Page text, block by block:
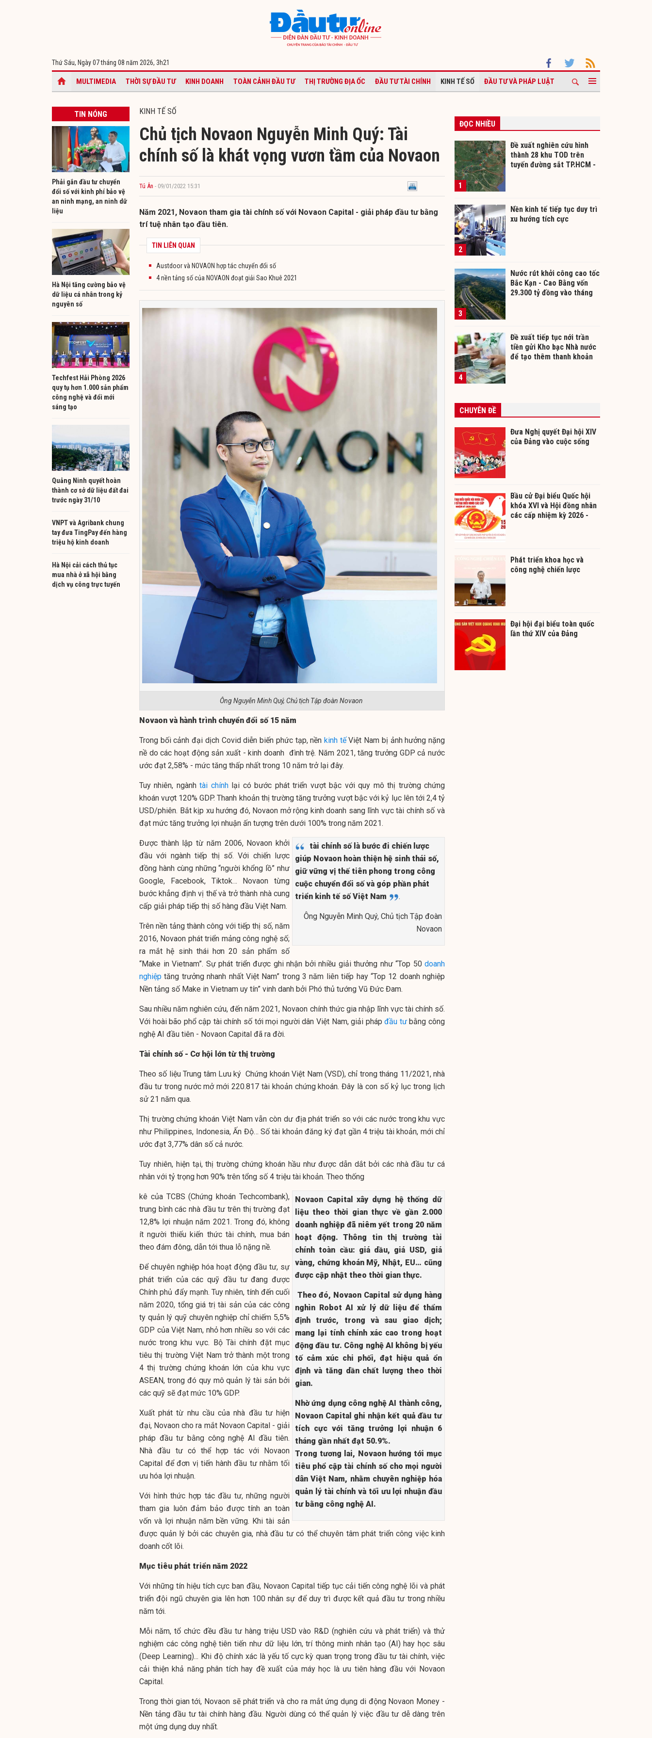
Thứ Sáu, Ngày 07 tháng 08 năm 2026, 3h21
MULTIMEDIA THỜI SỰ ĐẦU TƯ KINH DOANH TOÀN CẢNH ĐẦU TƯ THỊ TRƯỜNG ĐỊA ỐC ĐẦU TƯ TÀI CHÍNH KINH TẾ SỐ ĐẦU TƯ VÀ PHÁP LUẬT
TIN NÓNG
Phải gắn đầu tư chuyển
đổi số với kinh phí bảo vệ
an ninh mạng, an ninh dữ
liệu
Hà Nội tăng cường bảo vệ
dữ liệu cá nhân trong kỷ
nguyên số
Techfest Hải Phòng 2026
quy tụ hơn 1.000 sản phẩm
công nghệ và đổi mới
sáng tạo
Quảng Ninh quyết hoàn
thành cơ sở dữ liệu đất đai
trước ngày 31/10
VNPT và Agribank chung
tay đưa TingPay đến hàng
triệu hộ kinh doanh
Hà Nội cải cách thủ tục
mua nhà ở xã hội bằng
dịch vụ công trực tuyến
KINH TẾ SỐ
Chủ tịch Novaon Nguyễn Minh Quý: Tài
chính số là khát vọng vươn tầm của Novaon
Tú Ân - 09/01/2022 15:31
Năm 2021, Novaon tham gia tài chính số với Novaon Capital - giải pháp đầu tư bằng
trí tuệ nhân tạo đầu tiên.
TIN LIÊN QUAN
Austdoor và NOVAON hợp tác chuyển đổi số
4 nền tảng số của NOVAON đoạt giải Sao Khuê 2021
Ông Nguyễn Minh Quý, Chủ tịch Tập đoàn Novaon
Novaon và hành trình chuyển đổi số 15 năm
Trong bối cảnh đại dịch Covid diễn biến phức tạp, nền kinh tếViệt Nam bị ảnh hưởng nặng
nề do các hoạt động sản xuất - kinh doanh đình trệ. Năm 2021, tăng trưởng GDP cả nước
ước đạt 2,58% - mức tăng thấp nhất trong 10 năm trở lại đây.
Tuy nhiên, ngànhtài chínhlại có bước phát triển vượt bậc với quy mô thị trường chứng
khoán vượt 120% GDP. Thanh khoản thị trường tăng trưởng vượt bậc với kỷ lục lên tới 2,4 tỷ
USD/phiên. Bắt kịp xu hướng đó, Novaon mở rộng kinh doanh sang lĩnh vực tài chính số và
đạt mức tăng trưởng lợi nhuận ấn tượng trên dưới 100% trong năm 2021.
tài chính số là bước đi chiến lược
giúp Novaon hoàn thiện hệ sinh thái số,
giữ vững vị thế tiên phong trong công
cuộc chuyển đổi số và góp phần phát
triển kinh tế số Việt Nam
.
Ông Nguyễn Minh Quý, Chủ tịch Tập đoàn
Novaon
Được thành lập từ năm 2006, Novaon khởi
đầu với ngành tiếp thị số. Với chiến lược
đồng hành cùng những “người khổng lồ” như
Google, Facebook, Tiktok… Novaon từng
bước khẳng định vị thế và trở thành nhà cung
cấp giải pháp tiếp thị số hàng đầu Việt Nam.
Trên nền tảng thành công với tiếp thị số, năm
2016, Novaon phát triển mảng công nghệ số;
ra mắt hệ sinh thái hơn 20 sản phẩm số
“Make in Vietnam”. Sự phát triển được ghi nhận bởi nhiều giải thưởng như “Top 50 doanh
nghiệp tăng trưởng nhanh nhất Việt Nam” trong 3 năm liên tiếp hay “Top 12 doanh nghiệp
Nền tảng số Make in Vietnam uy tín” vinh danh bởi Phó thủ tướng Vũ Đức Đam.
Sau nhiều năm nghiên cứu, đến năm 2021, Novaon chính thức gia nhập lĩnh vực tài chính số.
Với hoài bão phổ cập tài chính số tới mọi người dân Việt Nam, giải phápđầu tưbằng công
nghệ AI đầu tiên - Novaon Capital đã ra đời.
Tài chính số - Cơ hội lớn từ thị trường
Theo số liệu Trung tâm Lưu ký Chứng khoán Việt Nam (VSD), chỉ trong tháng 11/2021, nhà
đầu tư trong nước mở mới 220.817 tài khoản chứng khoán. Đây là con số kỷ lục trong lịch
sử 21 năm qua.
Thị trường chứng khoán Việt Nam vẫn còn dư địa phát triển so với các nước trong khu vực
như Philippines, Indonesia, Ấn Độ… Số tài khoản đăng ký đạt gần 4 triệu tài khoản, mới chỉ
ước đạt 3,77% dân số cả nước.
Tuy nhiên, hiện tại, thị trường chứng khoán hầu như được dẫn dắt bởi các nhà đầu tư cá
nhân với tỷ trọng hơn 90% trên tổng số 4 triệu tài khoản. Theo thống
Novaon Capital xây dựng hệ thống dữ
liệu theo thời gian thực về gần 2.000
doanh nghiệp đã niêm yết trong 20 năm
hoạt động. Thông tin thị trường tài
chính toàn cầu: giá dầu, giá USD, giá
vàng, chứng khoán Mỹ, Nhật, EU… cũng
được cập nhật theo thời gian thực.
Theo đó, Novaon Capital sử dụng hàng
nghìn Robot AI xử lý dữ liệu để thẩm
định trước, trong và sau giao dịch;
mang lại tính chính xác cao trong hoạt
động đầu tư. Công nghệ AI không bị yếu
tố cảm xúc chi phối, đạt hiệu quả ổn
định và tăng dần chất lượng theo thời
gian.
Nhờ ứng dụng công nghệ AI thành công,
Novaon Capital ghi nhận kết quả đầu tư
tích cực với tăng trưởng lợi nhuận 6
tháng gần nhất đạt 50.9%.
Trong tương lai, Novaon hướng tới mục
tiêu phổ cập tài chính số cho mọi người
dân Việt Nam, nhằm chuyên nghiệp hóa
quản lý tài chính và tối ưu lợi nhuận đầu
tư bằng công nghệ AI.
kê của TCBS (Chứng khoán Techcombank),
trung bình các nhà đầu tư trên thị trường đạt
12,8% lợi nhuận năm 2021. Trong đó, không
ít người thiếu kiến thức tài chính, mua bán
theo đám đông, dẫn tới thua lỗ nặng nề.
Để chuyên nghiệp hóa hoạt động đầu tư, sự
phát triển của các quỹ đầu tư đang được
Chính phủ đẩy mạnh. Tuy nhiên, tính đến cuối
năm 2020, tổng giá trị tài sản của các công
ty quản lý quỹ chuyên nghiệp chỉ chiếm 5,5%
GDP của Việt Nam, nhỏ hơn nhiều so với các
nước trong khu vực. Bộ Tài chính đặt mục
tiêu thị trường Việt Nam trở thành một trong
4 thị trường chứng khoán lớn của khu vực
ASEAN, trong đó quy mô quản lý tài sản bởi
các quỹ sẽ đạt mức 10% GDP.
Xuất phát từ nhu cầu của nhà đầu tư hiện
đại, Novaon cho ra mắt Novaon Capital - giải
pháp đầu tư bằng công nghệ AI đầu tiên.
Nhà đầu tư có thể hợp tác với Novaon
Capital để đơn vị tiến hành đầu tư nhằm tối
ưu hóa lợi nhuận.
Với hình thức hợp tác đầu tư, những người
tham gia luôn đảm bảo được tính an toàn
vốn và lợi nhuận năm bền vững. Khi tài sản
được quản lý bởi các chuyên gia, nhà đầu tư có thể chuyên tâm phát triển công việc kinh
doanh cốt lõi.
Mục tiêu phát triển năm 2022
Với những tín hiệu tích cực ban đầu, Novaon Capital tiếp tục cải tiến công nghệ lõi và phát
triển đội ngũ chuyên gia lên hơn 100 nhân sự để duy trì được kết quả đầu tư trong nhiều
năm tới.
Mỗi năm, tổ chức đều đầu tư hàng triệu USD vào R&D (nghiên cứu và phát triển) và thử
nghiệm các công nghệ tiên tiến như dữ liệu lớn, trí thông minh nhân tạo (AI) hay học sâu
(Deep Learning)... Khi độ chính xác là yếu tố cực kỳ quan trọng trong đầu tư tài chính, việc
cải thiện khả năng phân tích hay đề xuất của máy học là ưu tiên hàng đầu với Novaon
Capital.
Trong thời gian tới, Novaon sẽ phát triển và cho ra mắt ứng dụng di động Novaon Money -
Nền tảng đầu tư tài chính hàng đầu. Người dùng có thể quản lý việc đầu tư dễ dàng trên
một ứng dụng duy nhất.
ĐỌC NHIỀU
1
Đề xuất nghiên cứu hình
thành 28 khu TOD trên
tuyến đường sắt TP.HCM -
2
Nền kinh tế tiếp tục duy trì
xu hướng tích cực
3
Nước rút khởi công cao tốc
Bắc Kạn - Cao Bằng vốn
29.300 tỷ đồng vào tháng
4
Đề xuất tiếp tục nới trần
tiền gửi Kho bạc Nhà nước
để tạo thêm thanh khoản
CHUYÊN ĐỀ
Đưa Nghị quyết Đại hội XIV
của Đảng vào cuộc sống
Bầu cử Đại biểu Quốc hội
khóa XVI và Hội đồng nhân
các cấp nhiệm kỳ 2026 -
Phát triển khoa học và
công nghệ chiến lược
Đại hội đại biểu toàn quốc
lần thứ XIV của Đảng